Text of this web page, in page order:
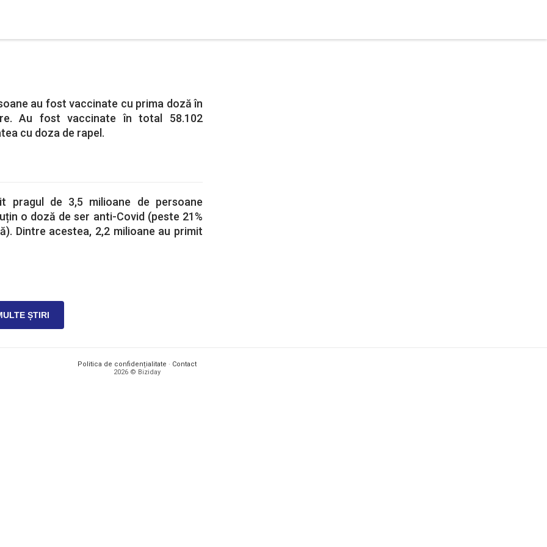
au fost vaccinate cu prima doză în
Au fost vaccinate în total 58.102
cu doza de rapel.
pragul de 3,5 milioane de persoane
o doză de ser anti-Covid (peste 21%
Dintre acestea, 2,2 milioane au primit
ȘTIRI
Politica de confidențialitate · Contact
2026 © Biziday